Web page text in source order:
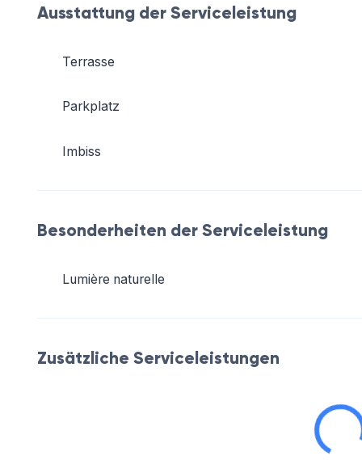
Ausstattung der Serviceleistung
Terrasse
Parkplatz
Imbiss
Besonderheiten der Serviceleistung
Lumière naturelle
Zusätzliche Serviceleistungen